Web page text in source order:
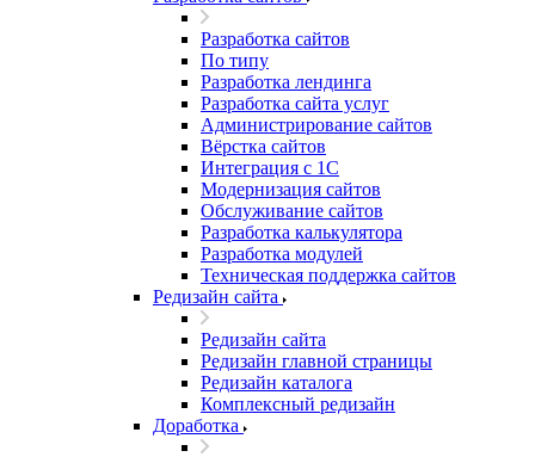
Разработка сайтов
По типу
Разработка лендинга
Разработка сайта услуг
Администрирование сайтов
Вёрстка сайтов
Интеграция с 1С
Модернизация сайтов
Обслуживание сайтов
Разработка калькулятора
Разработка модулей
Техническая поддержка сайтов
Редизайн сайта
Редизайн сайта
Редизайн главной страницы
Редизайн каталога
Комплексный редизайн
Доработка